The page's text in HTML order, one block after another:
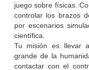
juego sobre físicas.
controlar los brazos
por escenarios
científica.
Tu misión es llevar
grande de la
contactar con el